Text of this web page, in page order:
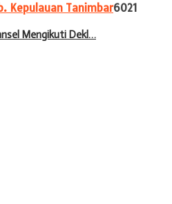
Kepulauan Tanimbar6021
Mengikuti Dekl…